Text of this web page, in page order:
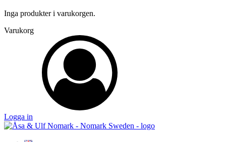
Inga produkter i varukorgen.
Varukorg
Logga in